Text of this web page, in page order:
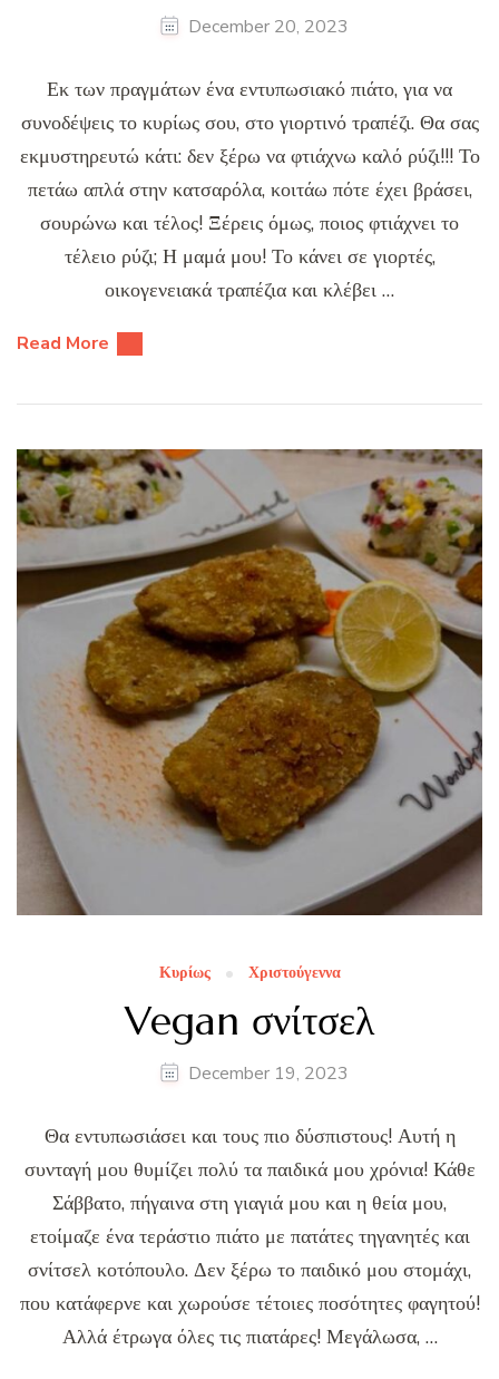
December 20, 2023
Εκ των πραγμάτων ένα εντυπωσιακό πιάτο, για να
συνοδέψεις το κυρίως σου, στο γιορτινό τραπέζι. Θα σας
εκμυστηρευτώ κάτι: δεν ξέρω να φτιάχνω καλό ρύζι!!! Το
πετάω απλά στην κατσαρόλα, κοιτάω πότε έχει βράσει,
σουρώνω και τέλος! Ξέρεις όμως, ποιος φτιάχνει το
τέλειο ρύζι; Η μαμά μου! Το κάνει σε γιορτές,
οικογενειακά τραπέζια και κλέβει …
Read More
Κυρίως Χριστούγεννα
Vegan σνίτσελ
December 19, 2023
Θα εντυπωσιάσει και τους πιο δύσπιστους! Αυτή η
συνταγή μου θυμίζει πολύ τα παιδικά μου χρόνια! Κάθε
Σάββατο, πήγαινα στη γιαγιά μου και η θεία μου,
ετοίμαζε ένα τεράστιο πιάτο με πατάτες τηγανητές και
σνίτσελ κοτόπουλο. Δεν ξέρω το παιδικό μου στομάχι,
που κατάφερνε και χωρούσε τέτοιες ποσότητες φαγητού!
Αλλά έτρωγα όλες τις πιατάρες! Μεγάλωσα, …